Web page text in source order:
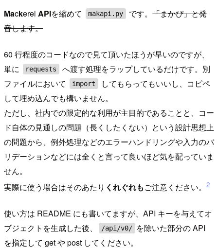
Mackerel APIを縮めて makapi.py です。「まかぴ」と発
音します。
60 行程度のコードなので見て頂いたほうが早いのですが、
単に
requests
へ渡す処理をラップしているだけです。別
ファイルにおいて
import
してもらってもいいし、コピペ
して埋め込んでも構いません。
ただし、社内での限定的な利用が主目的であることと、コー
ド自体の見通しの問題（長くしたくない）という設計思想上
の問題から、例外処理などのエラーハンドリングや入力のバ
リデーションなどには全くと言って良いほど気を配っていま
せん。
実際に使う場合はそのあたり くれぐれもご注意ください。 2
使い方は README にも書いてますが、API キーを与えてオ
ブジェクトを生成した後、
/api/v0/
を除いた部分の API
を指定して get や post してください。